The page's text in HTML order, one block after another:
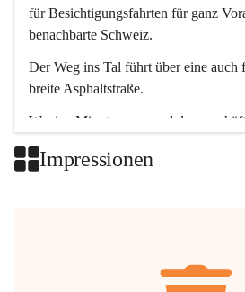
für Besichtigungsfahrten für ganz
benachbarte Schweiz.
Der Weg ins Tal führt über eine auch
breite Asphaltstraße.
Wenige Minuten nur, und das
Impressionen